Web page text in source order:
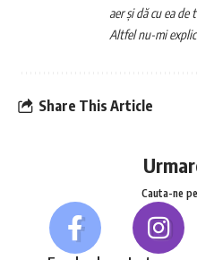
aer și dă cu ea
Altfel nu-mi
Share This Article
Cauta-ne